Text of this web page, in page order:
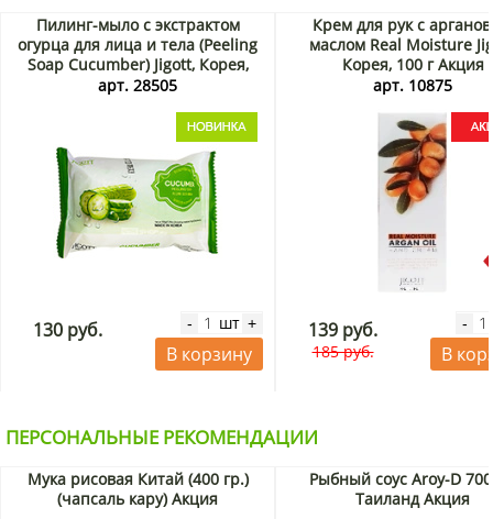
Пилинг-мыло с экстрактом
огурца для лица и тела (Peeling
Soap Cucumber) Jigott, Корея,
150 г
арт. 28505
130 руб. - шт +
В корзину
Крем для рук с
маслом Real Moisture
Корея, 100 г Акция
арт. 10875
139 руб.
185 руб.
-
В
ПЕРСОНАЛЬНЫЕ РЕКОМЕНДАЦИИ
Мука рисовая Китай (400 гр.)
(чапсаль кару) Акция
Рыбный соус Aroy-D
Таиланд Акция